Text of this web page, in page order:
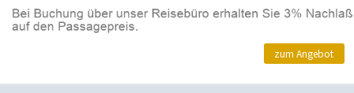
zum Angebot